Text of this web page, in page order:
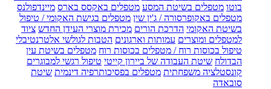
בוטו מטפלים בשיטת המסע מטפלים באקסס בארס מיינדפולנס
מטפלים באקופרסורה / ג'ין שין מטפלים בגישת האקומי / טיפול
בשיטת האקומי הדרכת הורים מכירת מוצרי העידן החדש ציוד
למטפלים ומוצרים עמותות וארגונים הטבות לגולשי אלטרנטיבלי
טיפול בכוסות רוח / מטפלים בכוסות רוח מטפלים בשיטת עין
הבדולח שיטת העבודה של ביירון קייטי טיפול רגשי למבוגרים
קונסטלציה משפחתית מטפלים בפסיכותרפיה דינמית שיטת
סובאדה